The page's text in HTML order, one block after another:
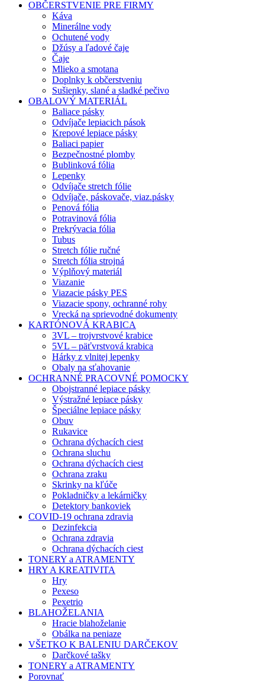
OBČERSTVENIE PRE FIRMY
Káva
Minerálne vody
Ochutené vody
Džúsy a ľadové čaje
Čaje
Mlieko a smotana
Doplnky k občerstveniu
Sušienky, slané a sladké pečivo
OBALOVÝ MATERIÁL
Baliace pásky
Odvíjače lepiacich pások
Krepové lepiace pásky
Baliaci papier
Bezpečnostné plomby
Bublinková fólia
Lepenky
Odvíjače stretch fólie
Odvíjače, páskovače, viaz.pásky
Penová fólia
Potravinová fólia
Prekrývacia fólia
Tubus
Stretch fólie ručné
Stretch fólia strojná
Výplňový materiál
Viazanie
Viazacie pásky PES
Viazacie spony, ochranné rohy
Vrecká na sprievodné dokumenty
KARTÓNOVÁ KRABICA
3VL – trojvrstvové krabice
5VL – päťvrstvová krabica
Hárky z vlnitej lepenky
Obaly na sťahovanie
OCHRANNÉ PRACOVNÉ POMOCKY
Obojstranné lepiace pásky
Výstražné lepiace pásky
Špeciálne lepiace pásky
Obuv
Rukavice
Ochrana dýchacích ciest
Ochrana sluchu
Ochrana dýchacích ciest
Ochrana zraku
Skrinky na kľúče
Pokladničky a lekárničky
Detektory bankoviek
COVID-19 ochrana zdravia
Dezinfekcia
Ochrana zdravia
Ochrana dýchacích ciest
TONERY a ATRAMENTY
HRY A KREATIVITA
Hry
Pexeso
Pexetrio
BLAHOŽELANIA
Hracie blahoželanie
Obálka na peniaze
VŠETKO K BALENIU DARČEKOV
Darčkové tašky
TONERY a ATRAMENTY
Porovnať